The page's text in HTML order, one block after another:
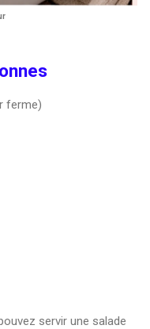
ferme)
servir une salade